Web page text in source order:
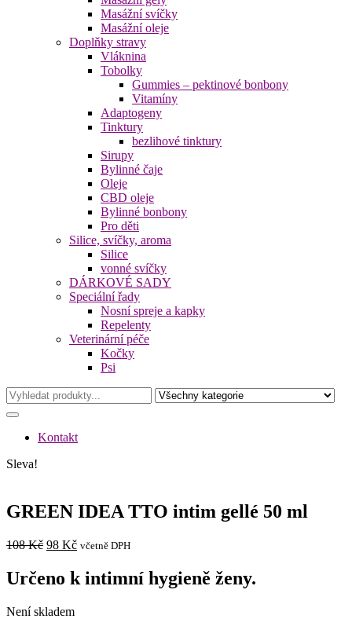
Masážní svíčky
Masážní oleje
Doplňky stravy
Vláknina
Tobolky
Gummies – pektinové bonbony
Vitamíny
Adaptogeny
Tinktury
bezlihové tinktury
Sirupy
Bylinné čaje
Oleje
CBD oleje
Bylinné bonbony
Pro děti
Silice, svíčky, aroma
Silice
vonné svíčky
DÁRKOVÉ SADY
Speciální řady
Nosní spreje a kapky
Repelenty
Veterinární péče
Kočky
Psi
Kontakt
Sleva!
GREEN IDEA TTO intim gellé 50 ml
108Kč Původní
108 Kč.
98 KčAktuální
je:
98 Kč.
včetně DPH
Určeno k intimní hygieně ženy.
Není skladem